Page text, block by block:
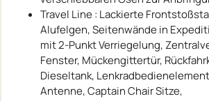
Travel Line : Lackierte
Alufelgen, Seitenwände in
mit 2-Punkt Verriegelung,
Fenster, Mückengittertür,
Dieseltank,
Antenne, Captain Chair Sitze,